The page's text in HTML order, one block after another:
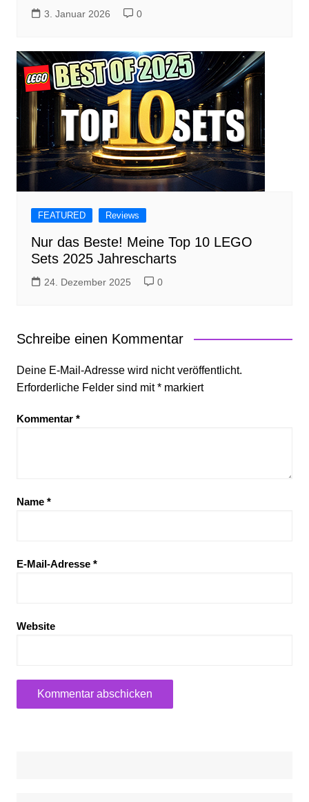
3. Januar 2026 0
FEATURED Reviews
Nur das Beste! Meine Top 10 LEGO
Sets 2025 Jahrescharts
24. Dezember 2025 0
Schreibe einen Kommentar
Deine E-Mail-Adresse wird nicht veröffentlicht.
Erforderliche Felder sind mit*markiert
Kommentar *
Name *
E-Mail-Adresse *
Website